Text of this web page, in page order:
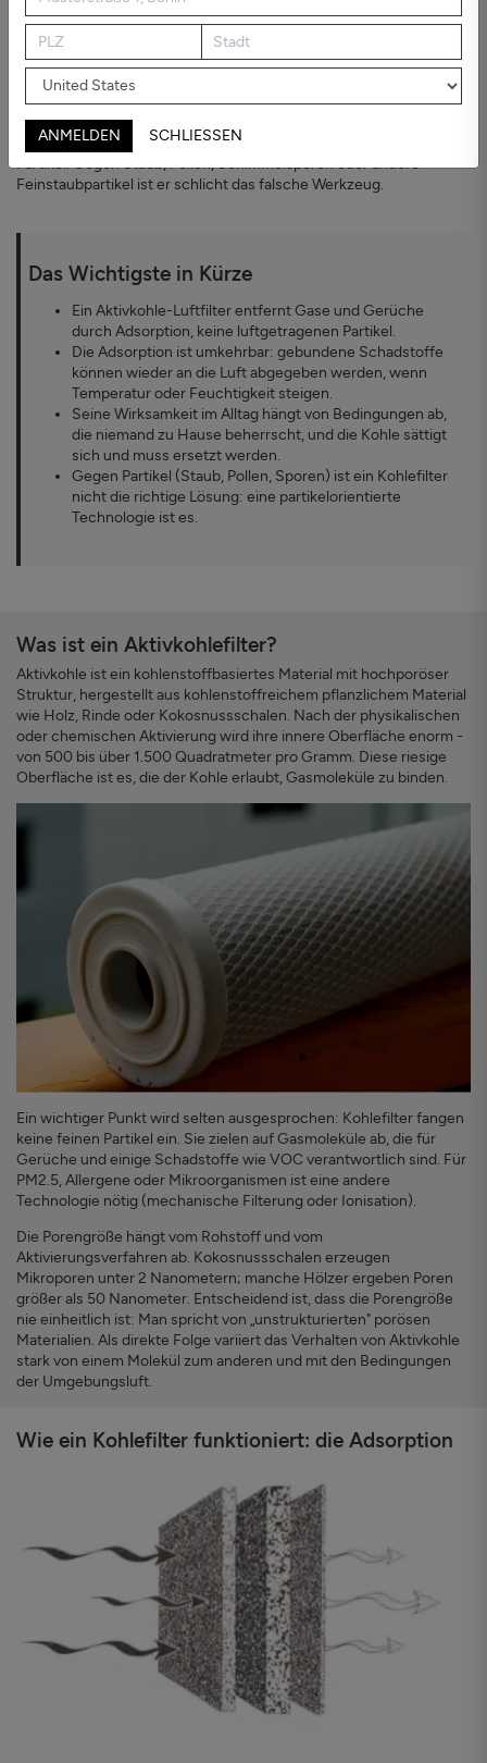
Kohlefilter in Wahrheit von Umgebungsbedingungen ab, die
niemand in einer Wohnung beherrscht, und er sättigt sich mit der
Zeit.
Eine Klarstellung vorab: In diesem Artikel geht es um die
Luftreinigung, nicht um die Aktivkohle zur Wasseraufbereitung, ihre
andere Hauptanwendung. Und eine wichtige Einschränkung von
Anfang an: Ein Kohlefilter zielt auf Gase, nicht auf luftgetragene
Partikel. Gegen Staub, Pollen, Schimmelsporen oder andere
Feinstaubpartikel ist er schlicht das falsche Werkzeug.
Das Wichtigste in Kürze
Ein Aktivkohle-Luftfilter entfernt Gase und Gerüche
durch Adsorption, keine luftgetragenen Partikel.
Die Adsorption ist umkehrbar: gebundene Schadstoffe
können wieder an die Luft abgegeben werden, wenn
Temperatur oder Feuchtigkeit steigen.
Seine Wirksamkeit im Alltag hängt von Bedingungen ab,
die niemand zu Hause beherrscht, und die Kohle sättigt
sich und muss ersetzt werden.
Gegen Partikel (Staub, Pollen, Sporen) ist ein Kohlefilter
nicht die richtige Lösung: eine partikelorientierte
Technologie ist es.
Was ist ein Aktivkohlefilter?
Aktivkohle ist ein kohlenstoffbasiertes Material mit hochporöser
Struktur, hergestellt aus kohlenstoffreichem pflanzlichem Material
wie Holz, Rinde oder Kokosnussschalen. Nach der physikalischen
oder chemischen Aktivierung wird ihre innere Oberfläche enorm -
von 500 bis über 1.500 Quadratmeter pro Gramm. Diese riesige
Oberfläche ist es, die der Kohle erlaubt, Gasmoleküle zu binden.
Ein wichtiger Punkt wird selten ausgesprochen: Kohlefilter fangen
keine feinen Partikel ein. Sie zielen auf Gasmoleküle ab, die für
Gerüche und einige Schadstoffe wie VOC verantwortlich sind. Für
PM2.5, Allergene oder Mikroorganismen ist eine andere
Technologie nötig (mechanische Filterung oder Ionisation).
Die Porengröße hängt vom Rohstoff und vom
Aktivierungsverfahren ab. Kokosnussschalen erzeugen
Mikroporen unter 2 Nanometern; manche Hölzer ergeben Poren
größer als 50 Nanometer. Entscheidend ist, dass die Porengröße
nie einheitlich ist: Man spricht von „unstrukturierten" porösen
Materialien. Als direkte Folge variiert das Verhalten von Aktivkohle
stark von einem Molekül zum anderen und mit den Bedingungen
der Umgebungsluft.
Wie ein Kohlefilter funktioniert: die Adsorption
ANMELDEN SCHLIESSEN